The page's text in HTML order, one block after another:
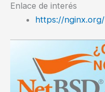
Enlace de interés
https://nginx.org/